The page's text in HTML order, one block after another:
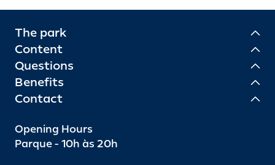
The park
Content
Questions
Benefits
Contact
Opening Hours
Parque - 10h às 20h